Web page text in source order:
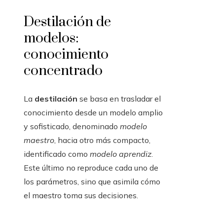
Destilación de
modelos:
conocimiento
concentrado
La destilación se basa en trasladar el
conocimiento desde un modelo amplio
y sofisticado, denominado modelo
maestro, hacia otro más compacto,
identificado como modelo aprendiz.
Este último no reproduce cada uno de
los parámetros, sino que asimila cómo
el maestro toma sus decisiones.